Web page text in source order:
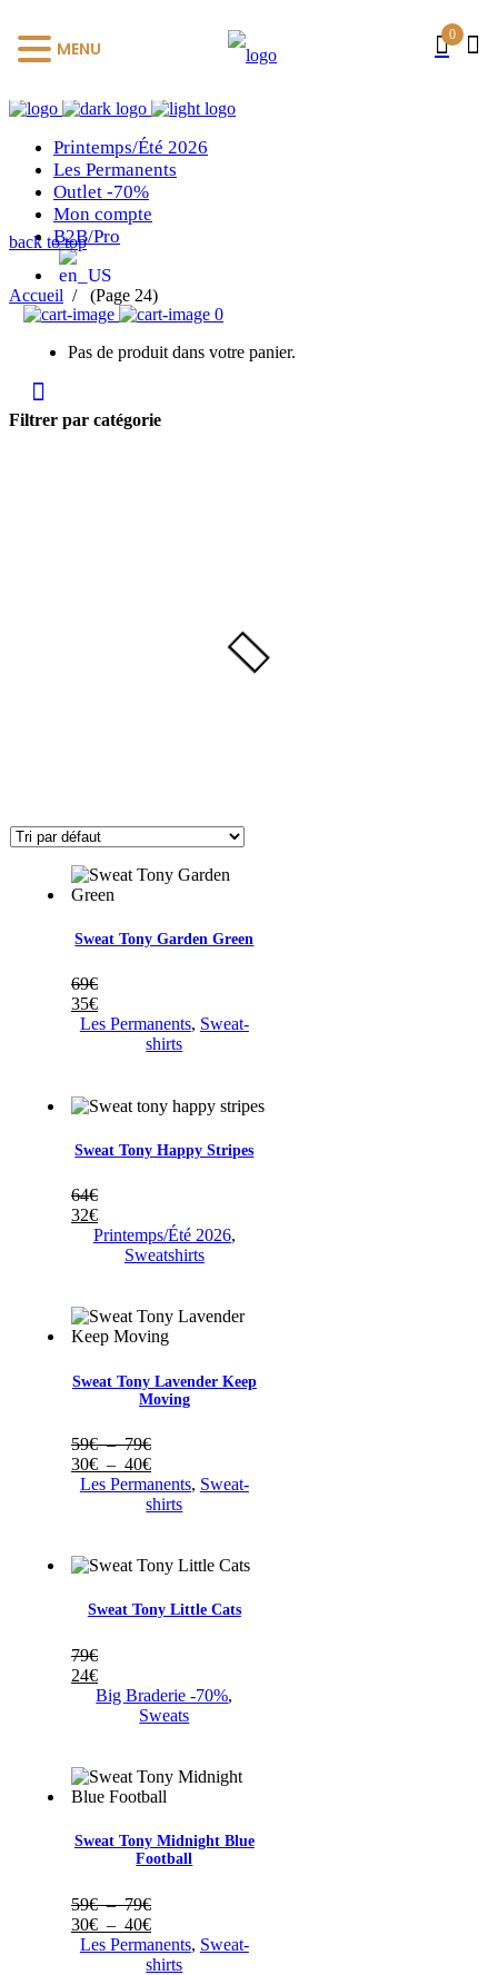
Printemps/Été 2026
Les Permanents
Outlet -70%
Mon compte
B2B/Pro
0
Pas de produit dans votre panier.
back to top
Accueil / (Page 24)
Sweat Tony Garden Green
69€
35€
Les Permanents, Sweat-
shirts
Sweat Tony Happy Stripes
64€
32€
Printemps/Été 2026,
Sweatshirts
Sweat Tony Lavender Keep
Moving
59€ – 79€Plage
de
prix :
59€
30€ – 40€Plage
de
prix :
40€
Les Permanents, Sweat-
shirts
Sweat Tony Little Cats
79€
24€
Big Braderie -70%,
Sweats
Sweat Tony Midnight Blue
Football
59€ – 79€Plage
de
prix :
59€
30€ – 40€Plage
de
prix :
Les Permanents, Sweat-
shirts
Filtrer par catégorie
0
MENU